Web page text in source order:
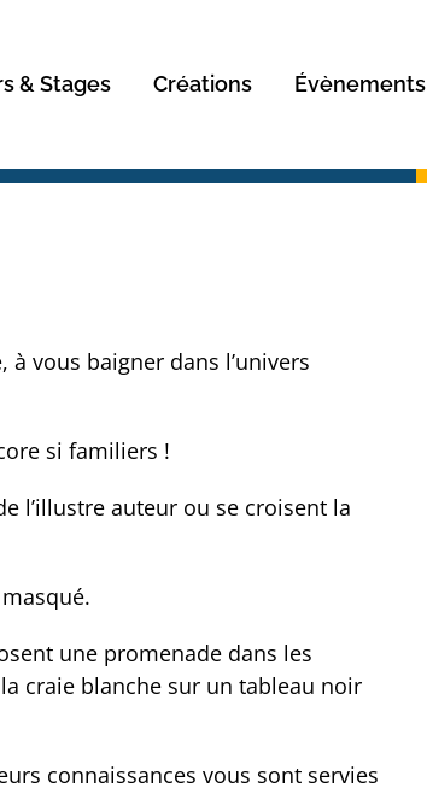
& Stages Créations Évènements
à vous baigner dans l’univers
si familiers !
l’illustre auteur ou se croisent la
une promenade dans les
craie blanche sur un tableau noir
connaissances vous sont servies